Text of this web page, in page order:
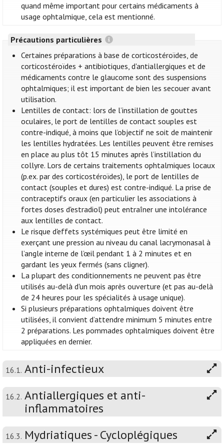
quand même important pour certains médicaments à
usage ophtalmique, cela est mentionné.
Précautions particulières
Certaines préparations à base de corticostéroïdes, de
corticostéroïdes + antibiotiques, d'antiallergiques et de
médicaments contre le glaucome sont des suspensions
ophtalmiques; il est important de bien les secouer avant
utilisation.
Lentilles de contact: lors de l’instillation de gouttes
oculaires, le port de lentilles de contact souples est
contre-indiqué, à moins que l’objectif ne soit de maintenir
les lentilles hydratées. Les lentilles peuvent être remises
en place au plus tôt 15 minutes après l’instillation du
collyre. Lors de certains traitements ophtalmiques locaux
(p.ex. par des corticostéroïdes), le port de lentilles de
contact (souples et dures) est contre-indiqué. La prise de
contraceptifs oraux (en particulier les associations à
fortes doses d'estradiol) peut entraîner une intolérance
aux lentilles de contact.
Le risque d'effets systémiques peut être limité en
exerçant une pression au niveau du canal lacrymonasal à
l’angle interne de l’œil pendant 1 à 2 minutes et en
gardant les yeux fermés (sans cligner).
La plupart des conditionnements ne peuvent pas être
utilisés au-delà d'un mois après ouverture (et pas au-delà
de 24 heures pour les spécialités à usage unique).
Si plusieurs préparations ophtalmiques doivent être
utilisées, il convient d’attendre minimum 5 minutes entre
2 préparations. Les pommades ophtalmiques doivent être
appliquées en dernier.
16.1. Anti-infectieux
16.2. Antiallergiques et anti-
inflammatoires
16.3. Mydriatiques - Cycloplégiques